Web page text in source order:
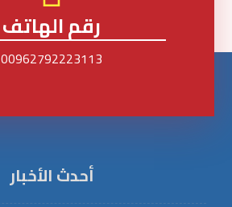
رقم الهاتف
00962792223113
أحدث الأخبار